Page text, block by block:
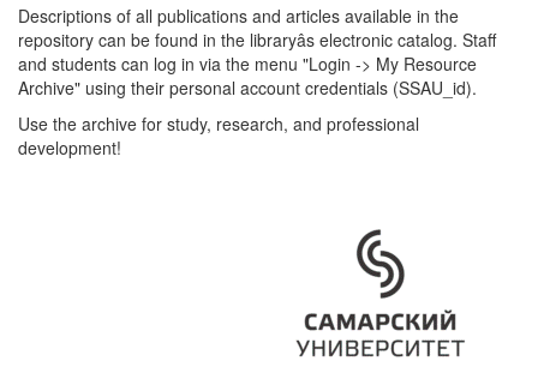
Descriptions of all publications and articles available in the
repository can be found in the libraryâs electronic catalog. Staff
and students can log in via the menu "Login -> My Resource
Archive" using their personal account credentials (SSAU_id).
Use the archive for study, research, and professional
development!